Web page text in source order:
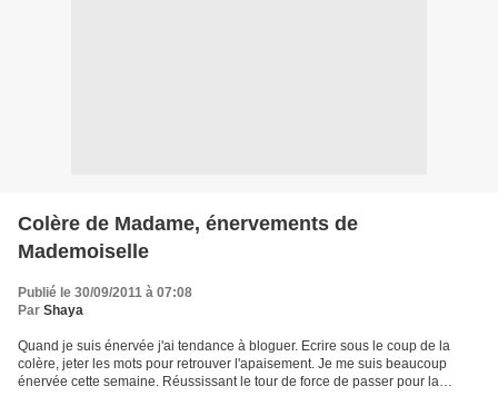
Colère de Madame, énervements de
Mademoiselle
Publié le 30/09/2011 à 07:08
Par Shaya
Quand je suis énervée j'ai tendance à bloguer. Ecrire sous le coup de la
colère, jeter les mots pour retrouver l'apaisement. Je me suis beaucoup
énervée cette semaine. Réussissant le tour de force de passer pour la